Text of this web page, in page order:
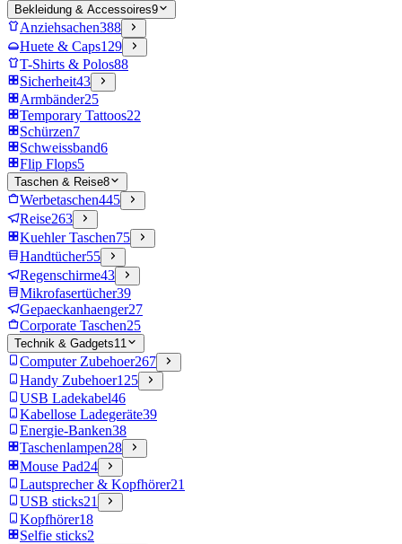
Bekleidung & Accessoires9
Anziehsachen388
Huete & Caps129
T-Shirts & Polos88
Sicherheit43
Armbänder25
Temporary Tattoos22
Schürzen7
Schweissband6
Flip Flops5
Taschen & Reise8
Werbetaschen445
Reise263
Kuehler Taschen75
Handtücher55
Regenschirme43
Mikrofasertücher39
Gepaeckanhaenger27
Corporate Taschen25
Technik & Gadgets11
Computer Zubehoer267
Handy Zubehoer125
USB Ladekabel46
Kabellose Ladegeräte39
Energie-Banken38
Taschenlampen28
Mouse Pad24
Lautsprecher & Kopfhörer21
USB sticks21
Kopfhörer18
Selfie sticks2